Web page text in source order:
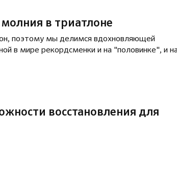
драфтинг на соревнованиях по
задумывалась как попытка решить одну
триатлона: как объективно судить драфтинг
в триатлоне
поэтому мы делимся вдохновляющей
в мире рекордсменки и на "половинке", и
восстановления для